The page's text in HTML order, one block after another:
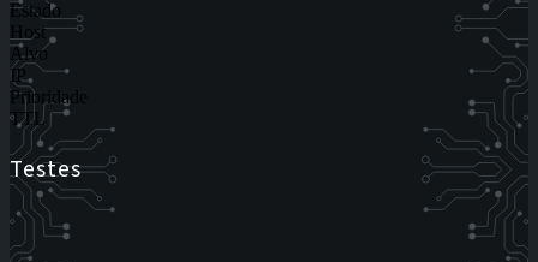
Estado
Host
Alvo
IP
Prioridade
TTL
Testes